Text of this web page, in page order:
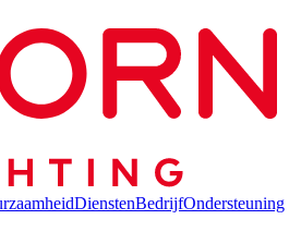
DienstenBedrijfOndersteuning